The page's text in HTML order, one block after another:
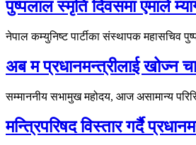
पुष्पलाल स्मृति दिवसमा एमाले
नेपाल कम्युनिष्ट पार्टीका संस्थापक महासचिव
अब म प्रधानमन्त्रीलाई खोज्न
सम्माननीय सभामुख महोदय, आज असामान्य
मन्त्रिपरिषद विस्तार गर्दै